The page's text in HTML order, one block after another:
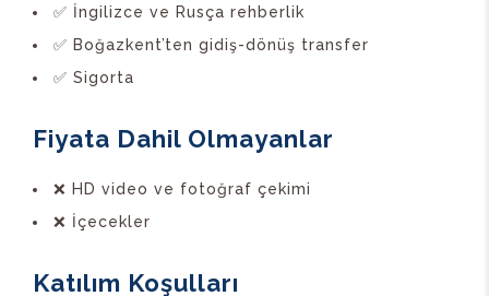
✅ İngilizce ve Rusça rehberlik
✅ Boğazkent’ten gidiş-dönüş transfer
✅ Sigorta
Fiyata Dahil Olmayanlar
❌ HD video ve fotoğraf çekimi
❌ İçecekler
Katılım Koşulları